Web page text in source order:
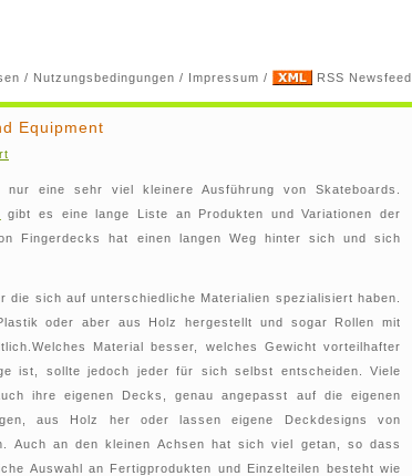
/ Nutzungsbedingungen / Impressum / RSS Newsfeed
Equipment
eine sehr viel kleinere Ausführung von Skateboards.
gibt es eine lange Liste an Produkten und Variationen der
Fingerdecks hat einen langen Weg hinter sich und sich
die sich auf unterschiedliche Materialien spezialisiert haben.
oder aber aus Holz hergestellt und sogar Rollen mit
Material besser, welches Gewicht vorteilhafter
ist, sollte jedoch jeder für sich selbst entscheiden. Viele
ihre eigenen Decks, genau angepasst auf die eigenen
aus Holz her oder lassen eigene Deckdesigns von
Auch an den kleinen Achsen hat sich viel getan, so dass
Auswahl an Fertigprodukten und Einzelteilen besteht wie